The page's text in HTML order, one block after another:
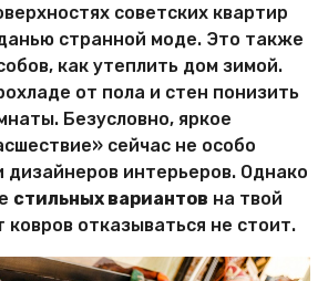
советских квартир
странной моде. Это также
как утеплить дом зимой.
от пола и стен понизить
Безусловно, яркое
сейчас не особо
дизайнеров интерьеров. Однако
стильных вариантов на твой
отказываться не стоит.